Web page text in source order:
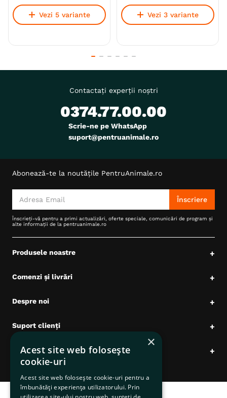
Vezi 5 variante Vezi 3 variante
Contactați experții noștri
0374.77.00.00
Scrie-ne pe WhatsApp
suport@pentruanimale.ro
Abonează-te la noutățile PentruAnimale.ro
Înscriere
Înscrieți-vă pentru a primi actualizări, oferte speciale, comunicări de program și
alte informații de la pentruanimale.ro
Produsele noastre +
Comenzi și livrări +
Despre noi +
Suport clienți +
Date comerciale +
×
Acest site web folosește
cookie-uri
Acest site web folosește cookie-uri pentru a
îmbunătăți experiența utilizatorului. Prin